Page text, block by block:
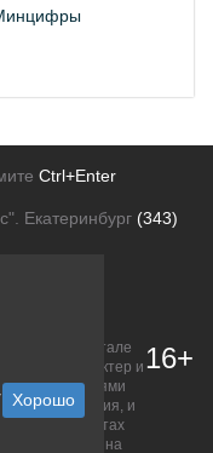
Ctrl+Enter
Екатеринбург (343)
на портале
характер и
положениями
описания, и
на сайтах
право на
16+